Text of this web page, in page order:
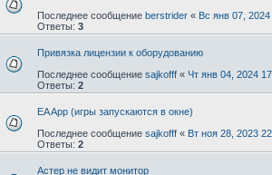
Последнее сообщение berstrider « Вс янв 07,
Ответы: 3
Привязка лицензии к оборудованию
Последнее сообщение sajkofff « Чт янв 04, 2024
Ответы: 2
EA App (игры запускаются в окне)
Последнее сообщение sajkofff « Вт ноя 28, 2023
Ответы: 2
Астер не видит монитор